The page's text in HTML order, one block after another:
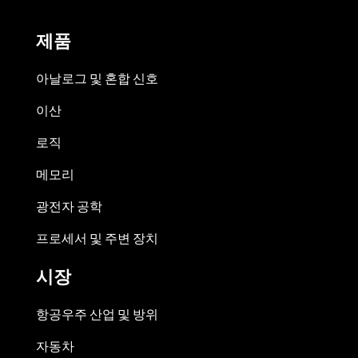
제품
아날로그 및 혼합 신호
이산
로직
메모리
광전자 공학
프로세서 및 주변 장치
시장
항공우주 산업 및 방위
자동차